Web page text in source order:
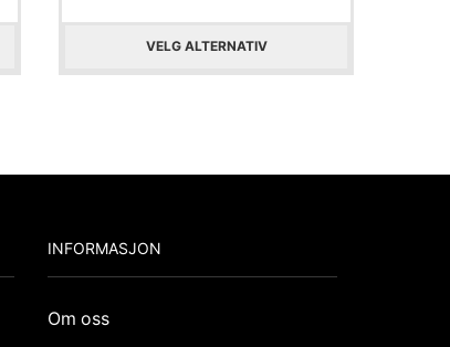
VELG ALTERNATIV
INFORMASJON
Om oss